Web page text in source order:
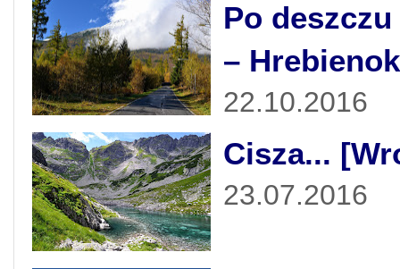
Po
– Hrebienok
22.10.2016
Cisza...
23.07.2016